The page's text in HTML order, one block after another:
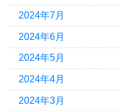
2024年7月
2024年6月
2024年5月
2024年4月
2024年3月